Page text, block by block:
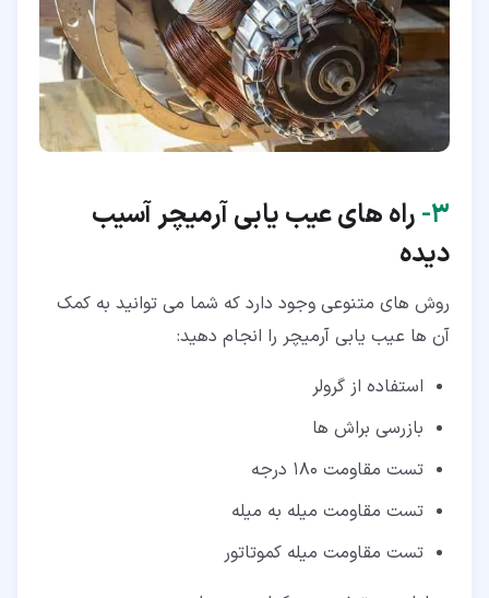
۳‏- راه های عیب یابی آرمیچر آسیب
دیده
روش های متنوعی وجود دارد که شما می توانید به کمک
آن ها عیب یابی آرمیچر را انجام دهید:
استفاده از گرولر
بازرسی براش ها
تست مقاومت ۱۸۰ درجه
تست مقاومت میله به میله
تست مقاومت میله کموتاتور